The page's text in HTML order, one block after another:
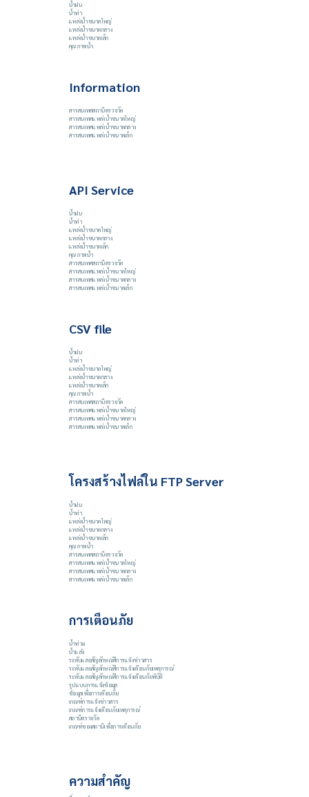
น้ำฝน
น้ำท่า
แหล่งน้ำขนาดใหญ่
แหล่งน้ำขนาดกลาง
แหล่งน้ำขนาดเล็ก
คุณภาพน้ำ
Information
สารสนเทศสถานีตรวจวัด
สารสนเทศแหล่งน้ำขนาดใหญ่
สารสนเทศแหล่งน้ำขนาดกลาง
สารสนเทศแหล่งน้ำขนาดเล็ก
API Service
น้ำฝน
น้ำท่า
แหล่งน้ำขนาดใหญ่
แหล่งน้ำขนาดกลาง
แหล่งน้ำขนาดเล็ก
คุณภาพน้ำ
สารสนเทศสถานีตรวจวัด
สารสนเทศแหล่งน้ำขนาดใหญ่
สารสนเทศแหล่งน้ำขนาดกลาง
สารสนเทศแหล่งน้ำขนาดเล็ก
CSV file
น้ำฝน
น้ำท่า
แหล่งน้ำขนาดใหญ่
แหล่งน้ำขนาดกลาง
แหล่งน้ำขนาดเล็ก
คุณภาพน้ำ
สารสนเทศสถานีตรวจวัด
สารสนเทศแหล่งน้ำขนาดใหญ่
สารสนเทศแหล่งน้ำขนาดกลาง
สารสนเทศแหล่งน้ำขนาดเล็ก
โครงสร้างไฟล์ใน FTP Server
น้ำฝน
น้ำท่า
แหล่งน้ำขนาดใหญ่
แหล่งน้ำขนาดกลาง
แหล่งน้ำขนาดเล็ก
คุณภาพน้ำ
สารสนเทศสถานีตรวจวัด
สารสนเทศแหล่งน้ำขนาดใหญ่
สารสนเทศแหล่งน้ำขนาดกลาง
สารสนเทศแหล่งน้ำขนาดเล็ก
การเตือนภัย
น้ำท่วม
น้ำแล้ง
ระดับและสัญลักษณ์สีการแจ้งข่าวสาร
ระดับและสัญลักษณ์สีการแจ้งเตือนภัยเหตุการณ์
ระดับและสัญลักษณ์สีการแจ้งเตือนภัยพิบัติ
รูปแบบการแจ้งข้อมูล
ข้อมูลเพื่อการเตือนภัย
เกณฑ์การแจ้งข่าวสาร
เกณฑ์การแจ้งเตือนภัยเหตุการณ์
สถานีตรวจวัด
เกณฑ์ของสถานีเพื่อการเตือนภัย
ความสำคัญ